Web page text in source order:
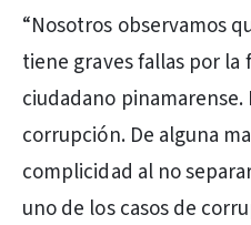
“Nosotros observamos
tiene graves fallas por
ciudadano pinamarense.
corrupción. De alguna
complicidad al no
uno de los casos de